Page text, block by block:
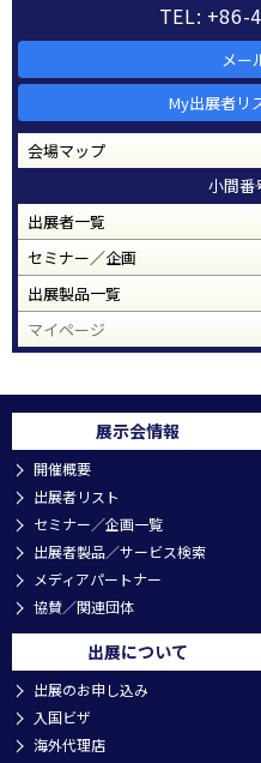
TEL: +86-
メー
My出展者リ
会場マップ
小間番
出展者一覧
セミナー／企画
出展製品一覧
マイページ
展示会情報
開催概要
出展者リスト
セミナー／企画一覧
出展者製品／サービス検索
メディアパートナー
協賛／関連団体
出展について
出展のお申し込み
入国ビザ
海外代理店